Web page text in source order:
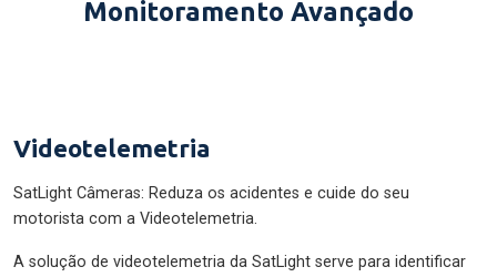
Monitoramento Avançado
Videotelemetria
SatLight Câmeras: Reduza os acidentes e cuide do seu
motorista com a Videotelemetria.
A solução de videotelemetria da SatLight serve para identificar